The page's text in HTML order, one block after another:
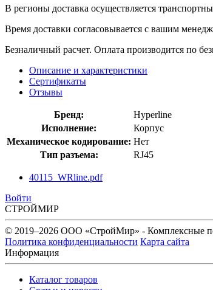
В регионы доставка осуществляется
Время доставки согласовывается с вашим
Безналичный расчет. Оплата производится по
Описание и характеристики
Сертификаты
Отзывы
Бренд:
Hyperline
Исполнение:
Корпус
Механическое кодирование: Нет
Тип разъема:
RJ45
40115_WRline.pdf
Войти
СТРОЙМИР
© 2019–2026 ООО «СтройМир» - Комплексные
Политика конфиденциальности Карта сайта
Информация
Каталог товаров